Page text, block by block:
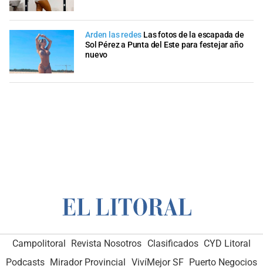
Arden las redes Las fotos de la escapada de
Sol Pérez a Punta del Este para festejar año
nuevo
Campolitoral Revista Nosotros Clasificados CYD Litoral
Podcasts Mirador Provincial VivíMejor SF Puerto Negocios